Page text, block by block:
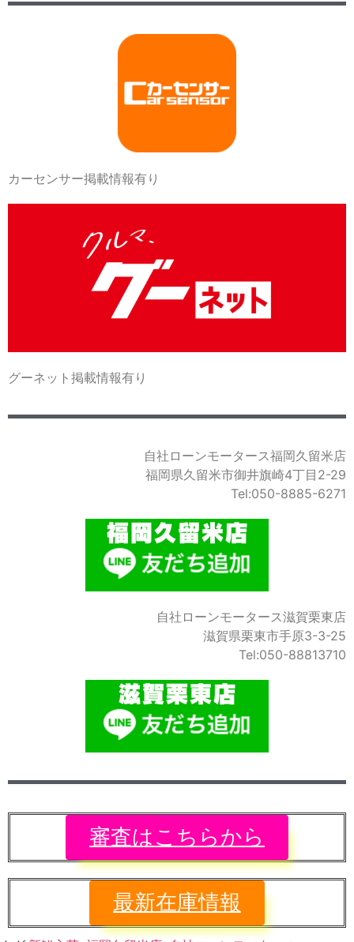
カーセンサー掲載情報有り
グーネット掲載情報有り
自社ローンモータース福岡久留米店
福岡県久留米市御井旗崎4丁目2-29
Tel:050-8885-6271
自社ローンモータース滋賀栗東店
滋賀県栗東市手原3-3-25
Tel:050-88813710
審査はこちらから
最新在庫情報